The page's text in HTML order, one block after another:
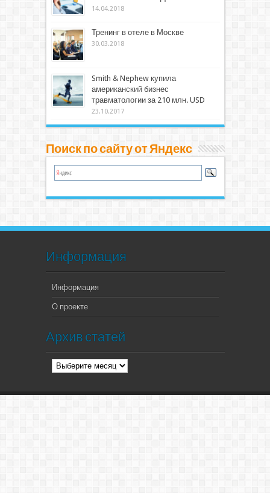
14.04.2018
Тренинг в отеле в Москве
30.03.2018
Smith & Nephew купила
американский бизнес
травматологии за 210 млн. USD
23.10.2017
Поиск по сайту от Яндекс
Информация
Информация
О проекте
Архив статей
Архив
статей